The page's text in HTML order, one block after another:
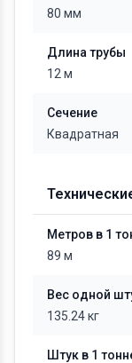
80 мм
Длина трубы
12 м
Сечение
Квадратная
Метров в 1
89 м
Вес одной
135.24 кг
Штук в 1